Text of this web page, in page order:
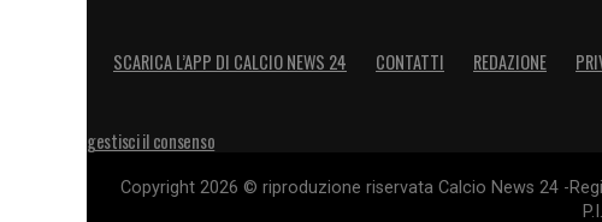
SCARICA L’APP DI CALCIO NEWS 24 CONTATTI REDAZIONE
gestisci il consenso
Copyright 2026 © riproduzione riservata Calcio News 24 -